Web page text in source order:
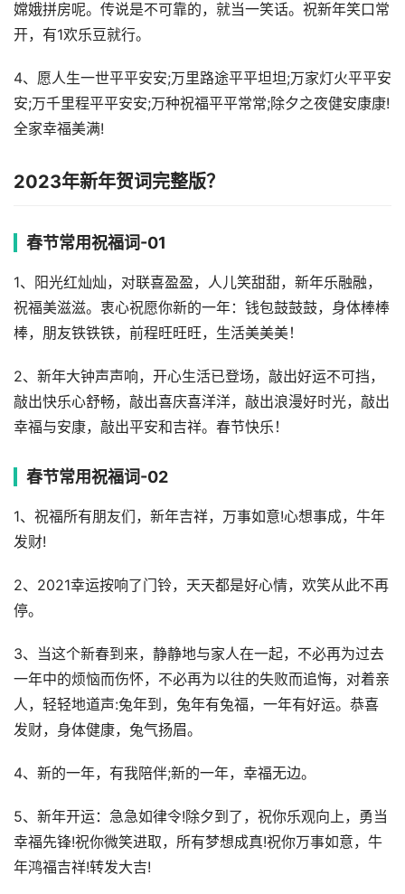
嫦娥拼房呢。传说是不可靠的，就当一笑话。祝新年笑口常
开，有1欢乐豆就行。
4、愿人生一世平平安安;万里路途平平坦坦;万家灯火平平安
安;万千里程平平安安;万种祝福平平常常;除夕之夜健安康康!
全家幸福美满!
2023年新年贺词完整版？
春节常用祝福词-01
1、阳光红灿灿，对联喜盈盈，人儿笑甜甜，新年乐融融，
祝福美滋滋。衷心祝愿你新的一年：钱包鼓鼓鼓，身体棒棒
棒，朋友铁铁铁，前程旺旺旺，生活美美美！
2、新年大钟声声响，开心生活已登场，敲出好运不可挡，
敲出快乐心舒畅，敲出喜庆喜洋洋，敲出浪漫好时光，敲出
幸福与安康，敲出平安和吉祥。春节快乐！
春节常用祝福词-02
1、祝福所有朋友们，新年吉祥，万事如意!心想事成，牛年
发财!
2、2021幸运按响了门铃，天天都是好心情，欢笑从此不再
停。
3、当这个新春到来，静静地与家人在一起，不必再为过去
一年中的烦恼而伤怀，不必再为以往的失败而追悔，对着亲
人，轻轻地道声:兔年到，兔年有兔福，一年有好运。恭喜
发财，身体健康，兔气扬眉。
4、新的一年，有我陪伴;新的一年，幸福无边。
5、新年开运：急急如律令!除夕到了，祝你乐观向上，勇当
幸福先锋!祝你微笑进取，所有梦想成真!祝你万事如意，牛
年鸿福吉祥!转发大吉!